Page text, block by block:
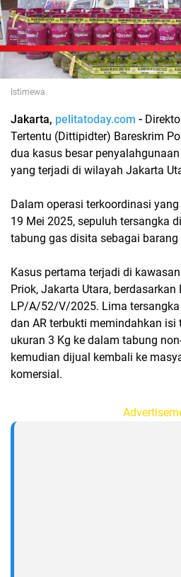
Istimewa.
Jakarta, pelitatoday.com -
Tertentu (Dittipidter) Bareskrim
dua kasus besar
yang terjadi di wilayah Jakarta
Dalam operasi terkoordinasi
19 Mei 2025, sepuluh tersangka
tabung gas disita sebagai barang
Kasus pertama terjadi di
Priok, Jakarta Utara,
LP/A/52/V/2025. Lima tersangka
dan AR terbukti memindahkan isi
ukuran 3 Kg ke dalam tabung
kemudian dijual kembali ke
komersial.